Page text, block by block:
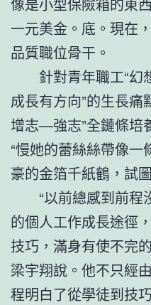
一元美金。底。現在
品質職位骨干。
針對青年職工“
成長有方向”的生長
增志—強志”全鏈條培
“慢她的蕾絲絲帶像
豪的金箔千紙鶴，試
“以前總感到前
的個人工作成長途徑
技巧，滿身有使不完
梁宇翔說。他不只經
程明白了從學徒到技